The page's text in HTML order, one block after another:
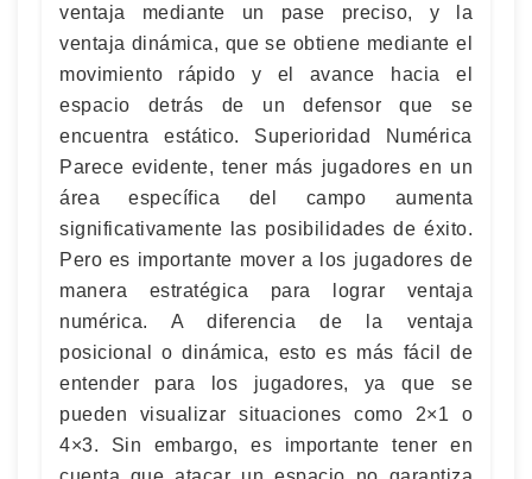
ventaja mediante un pase preciso, y la
ventaja dinámica, que se obtiene mediante el
movimiento rápido y el avance hacia el
espacio detrás de un defensor que se
encuentra estático. Superioridad Numérica
Parece evidente, tener más jugadores en un
área específica del campo aumenta
significativamente las posibilidades de éxito.
Pero es importante mover a los jugadores de
manera estratégica para lograr ventaja
numérica. A diferencia de la ventaja
posicional o dinámica, esto es más fácil de
entender para los jugadores, ya que se
pueden visualizar situaciones como 2×1 o
4×3. Sin embargo, es importante tener en